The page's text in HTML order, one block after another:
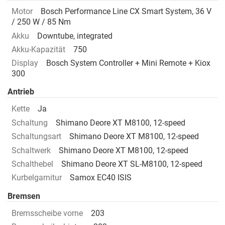
Motor
Bosch Performance Line CX Smart System, 36 V
/ 250 W / 85 Nm
Akku
Downtube, integrated
Akku-Kapazität
750
Display
Bosch System Controller + Mini Remote + Kiox
300
Antrieb
Kette
Ja
Schaltung
Shimano Deore XT M8100, 12-speed
Schaltungsart
Shimano Deore XT M8100, 12-speed
Schaltwerk
Shimano Deore XT M8100, 12-speed
Schalthebel
Shimano Deore XT SL-M8100, 12-speed
Kurbelgarnitur
Samox EC40 ISIS
Bremsen
Bremsscheibe vorne
203